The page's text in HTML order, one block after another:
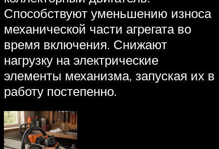
Способствуют уменьшению износа
механической части агрегата во
время включения. Снижают
нагрузку на электрические
элементы механизма, запуская их в
работу постепенно.